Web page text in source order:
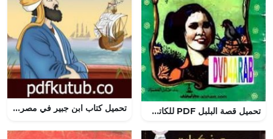
تحميل قصة البلبل PDF للكاتب عادل الغضبان تحميل كتاب ابن جبير في مصر والحجاز PDF تأليف كامل الكيلاني مجانا [كامل]